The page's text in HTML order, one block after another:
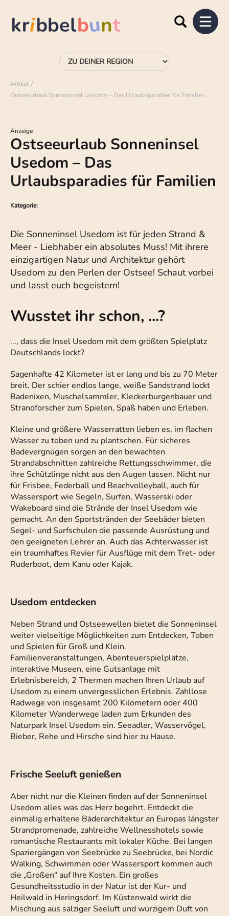
Artikel
Ostseeurlaub Sonneninsel Usedom – Das Urlaubsparadies für Familien
Anzeige
Ostseeurlaub Sonneninsel
Usedom – Das
Urlaubsparadies für Familien
Kategorie:
Die Sonneninsel Usedom ist für jeden Strand &
Meer - Liebhaber ein absolutes Muss! Mit ihrere
einzigartigen Natur und Architektur gehört
Usedom zu den Perlen der Ostsee! Schaut vorbei
und lasst euch begeistern!
Wusstet ihr schon, ...?
..., dass die Insel Usedom mit dem größten Spielplatz
Deutschlands lockt?
Sagenhafte 42 Kilometer ist er lang und bis zu 70 Meter
breit. Der schier endlos lange, weiße Sandstrand lockt
Badenixen, Muschelsammler, Kleckerburgenbauer und
Strandforscher zum Spielen, Spaß haben und Erleben.
Kleine und größere Wasserratten lieben es, im flachen
Wasser zu toben und zu plantschen. Für sicheres
Badevergnügen sorgen an den bewachten
Strandabschnitten zahlreiche Rettungsschwimmer, die
ihre Schützlinge nicht aus den Augen lassen. Nicht nur
für Frisbee, Federball und Beachvolleyball, auch für
Wassersport wie Segeln, Surfen, Wasserski oder
Wakeboard sind die Strände der Insel Usedom wie
gemacht. An den Sportstränden der Seebäder bieten
Segel- und Surfschulen die passende Ausrüstung und
den geeigneten Lehrer an. Auch das Achterwasser ist
ein traumhaftes Revier für Ausflüge mit dem Tret- oder
Ruderboot, dem Kanu oder Kajak.
Usedom entdecken
Neben Strand und Ostseewellen bietet die Sonneninsel
weiter vielseitige Möglichkeiten zum Entdecken, Toben
und Spielen für Groß und Klein.
Familienveranstaltungen, Abenteuerspielplätze,
interaktive Museen, eine Gutsanlage mit
Erlebnisbereich, 2 Thermen machen Ihren Urlaub auf
Usedom zu einem unvergesslichen Erlebnis. Zahllose
Radwege von insgesamt 200 Kilometern oder 400
Kilometer Wanderwege laden zum Erkunden des
Naturpark Insel Usedom ein. Seeadler, Wasservögel,
Bieber, Rehe und Hirsche sind hier zu Hause.
Frische Seeluft genießen
Aber nicht nur die Kleinen finden auf der Sonneninsel
Usedom alles was das Herz begehrt. Entdeckt die
einmalig erhaltene Bäderarchitektur an Europas längster
Strandpromenade, zahlreiche Wellnesshotels sowie
romantische Restaurants mit lokaler Küche. Bei langen
Spaziergängen von Seebrücke zu Seebrücke, bei Nordic
Walking, Schwimmen oder Wassersport kommen auch
die „Großen“ auf Ihre Kosten. Ein großes
Gesundheitsstudio in der Natur ist der Kur- und
Heilwald in Heringsdorf. Im Küstenwald wirkt die
Mischung aus salziger Seeluft und würzigem Duft von